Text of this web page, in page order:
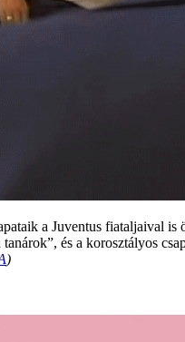
a Juventus fiataljaival is
és a korosztályos
)